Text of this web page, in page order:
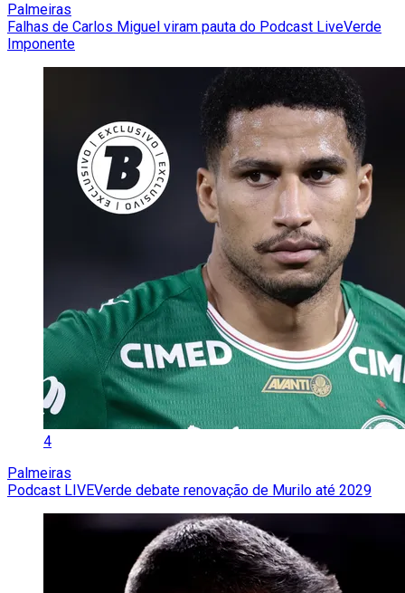
Palmeiras
Falhas de Carlos Miguel viram pauta do Podcast LiveVerde
Imponente
4
Palmeiras
Podcast LIVEVerde debate renovação de Murilo até 2029